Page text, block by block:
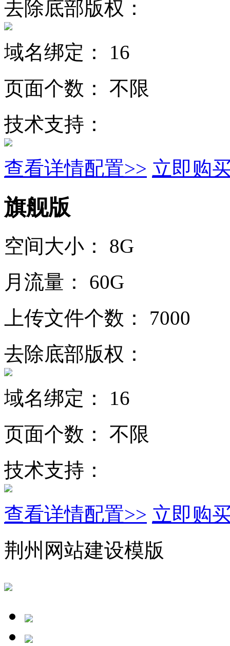
去除底部版权：
域名绑定：
16
页面个数：
不限
技术支持：
查看详情配置>> 立即购
旗舰版
空间大小：
8G
月流量：
60G
上传文件个数：
7000
去除底部版权：
域名绑定：
16
页面个数：
不限
技术支持：
查看详情配置>> 立即购
荆州网站建设模版